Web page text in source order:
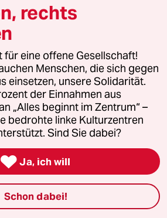
das vorne und hinten nicht
jegliche
wäre natürlich
'Experiment'
als tüchtiger Verwalter,
durch seinen weisen Rat"
sich da auf Adenauer, und es
was dran:
von 1917 bis
von Köln,
dempreußischen
und war Präsident
Staatsrats. In derZeit
er
Ämter enthoben und war
inhaftiert. In derZeit des
rechts
eine offene Gesellschaft!
Menschen, die sich gegen
einsetzen, unsere Solidarität.
der Einnahmen aus
„Alles beginnt im Zentrum“ –
bedrohte linke Kulturzentren
Sind Sie dabei?
 Ja, ich will
Schon dabei!